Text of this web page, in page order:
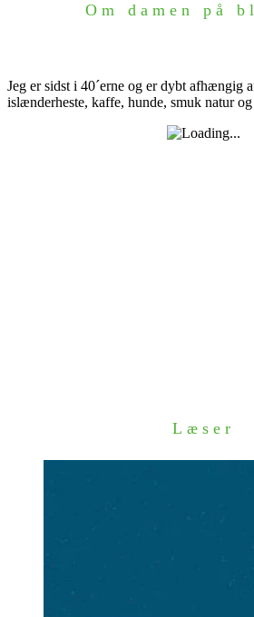
Om damen på
Jeg er sidst i 40´erne og er dybt afhængig
islænderheste, kaffe, hunde, smuk natur
Læser